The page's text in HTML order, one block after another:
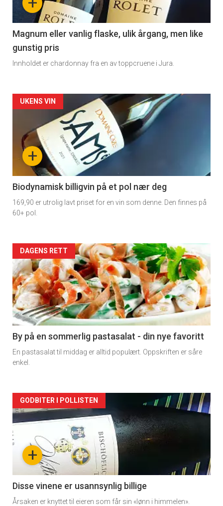
3
Magnum eller vanlig flaske, ulik årgang, men like
gunstig pris
Innholdet er chardonnay fra en av toppcruene i Jura.
Forsiden
akkurat
nå
4
+
UKENS VIN
Biodynamisk billigvin på et pol nær deg
169,90 er utrolig lavt priset for en vin som denne. Den finnes på
60+ pol.
Forsiden
akkurat
nå
-
5
DAGENS RETT
By på en sommerlig pastasalat - din nye favoritt
En pastasalat til middag er alltid populært. Oppskriften er såre
enkel.
Forsiden
akkurat
nå
6
+
GODBITER I POLLISTEN
Disse vinene er usannsynlig billige
Årsaken er knyttet til eieren som får sin «lønn i himmelen».